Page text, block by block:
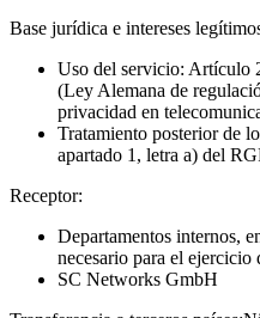
Base jurídica e intereses
Uso del servicio: Artículo
(Ley Alemana de
privacidad en
Tratamiento posterior de
apartado 1, letra a) del
Receptor:
Departamentos internos,
necesario para el ejercicio
SC Networks GmbH